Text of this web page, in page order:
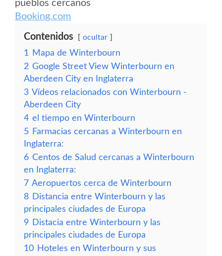
pueblos cercanos
Booking.com
Contenidos ocultar
1
Mapa de Winterbourn
2 Google Street View Winterbourn en
Aberdeen City en Inglaterra
3 Vídeos relacionados con Winterbourn -
Aberdeen City
4 el tiempo en Winterbourn
5 Farmacias cercanas a Winterbourn en
Inglaterra:
6 Centos de Salud cercanas a Winterbourn
en Inglaterra:
7 Aeropuertos cerca de Winterbourn
8 Distancia entre Winterbourn y las
principales ciudades de Europa
9 Distacia entre Winterbourn y las
principales ciudades de Europa
10 Hoteles en Winterbourn y sus